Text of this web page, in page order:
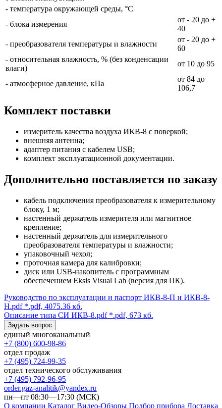
- температура окружающей среды, °C
- блока измерения
от - 20 до +
40
- преобразователя температуры и влажности
от - 20 до +
60
- относительная влажность, % (без конденсации
влаги)
от 10 до 95
- атмосферное давление, кПа
от 84 до
106,7
Комплект поставки
измеритель качества воздуха ИКВ-8 с поверкой;
внешняя антенна;
адаптер питания с кабелем USB;
комплект эксплуатационной документации.
Дополнительно поставляется по заказу
кабель подключения преобразователя к измерительному
блоку, 1 м;
настенный держатель измерителя или магнитное
крепление;
настенный держатель для измерительного
преобразователя температуры и влажности;
упаковочный чехол;
проточная камера для калибровки;
диск или USB-накопитель с программным
обеспечением Eksis Visual Lab (версия для ПК).
Руководство по эксплуатации и паспорт ИКВ-8-П и ИКВ-8-
Н.pdf*.pdf, 4075.36 кб.
Описание типа СИ ИКВ-8.pdf*.pdf, 673 кб.
Задать вопрос
единый многоканальный
+7 (800) 600-98-86
отдел продаж
+7 (495) 724-99-35
отдел технического обслуживания
+7 (495) 792-96-95
order.gaz-analitik@yandex.ru
пн—пт 08:30—17:30 (МСК)
О компании Каталог Видео-Обзоры Подбор прибора Доставка